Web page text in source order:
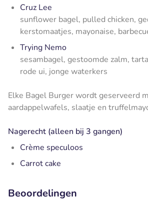
Cruz Lee
sunflower bagel, pulled chicken,
kerstomaatjes, mayonaise,
Trying Nemo
sesambagel, gestoomde zalm,
rode ui, jonge waterkers
Elke Bagel Burger wordt geserveerd
aardappelwafels, slaatje en
Nagerecht (alleen bij 3 gangen)
Crème speculoos
Carrot cake
Beoordelingen